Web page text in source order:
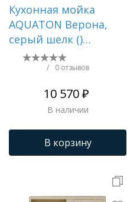
Кухонная мойка
AQUATON Верона,
серый шелк ()
1A710032VR250
/ 0 отзывов
10 570 ₽
В наличии
В корзину